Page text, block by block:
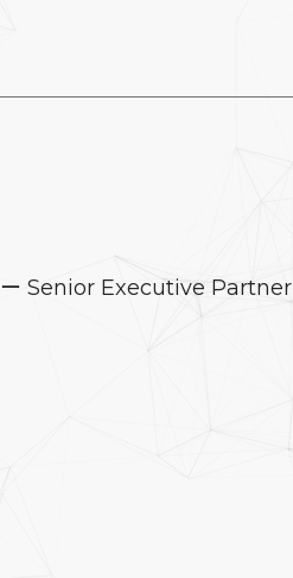
ー Senior Executive Partner